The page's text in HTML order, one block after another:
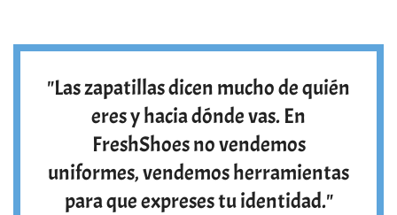
"Las zapatillas dicen mucho de quién
eres y hacia dónde vas. En
FreshShoes no vendemos
uniformes, vendemos herramientas
para que expreses tu identidad."